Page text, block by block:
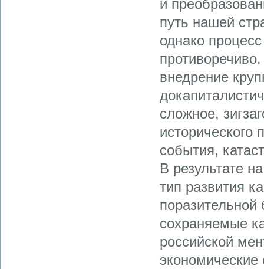
и
путь нашей
однако
внедрение
сложное,
события,
В результате
тип развития
сохраняемые
российской
экономические